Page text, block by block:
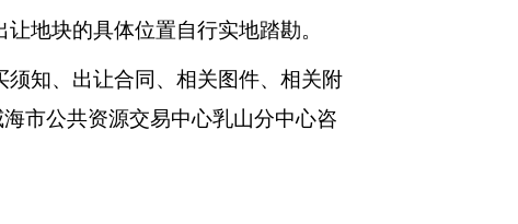
地块的具体位置自行实地踏勘。
须知、出让合同、相关图件、相关附
海市公共资源交易中心乳山分中心咨